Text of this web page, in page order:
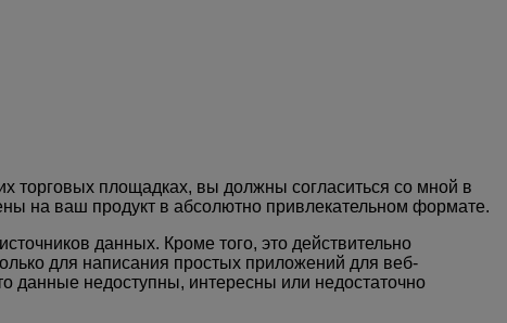
торговых площадках, вы должны согласиться со мной в
на ваш продукт в абсолютно привлекательном формате.
данных. Кроме того, это действительно
для написания простых приложений для веб-
данные недоступны, интересны или недостаточно